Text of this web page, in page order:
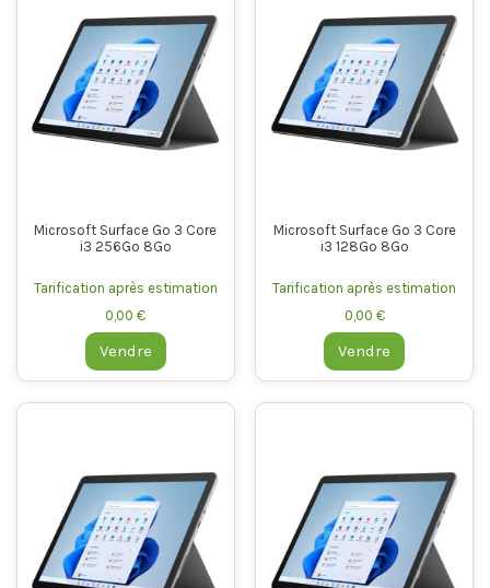
Microsoft Surface Go 3 Core
i3 256Go 8Go
Tarification après estimation
0,00 €
Vendre
Microsoft Surface Go 3 Core
i3 128Go 8Go
Tarification après estimation
0,00 €
Vendre